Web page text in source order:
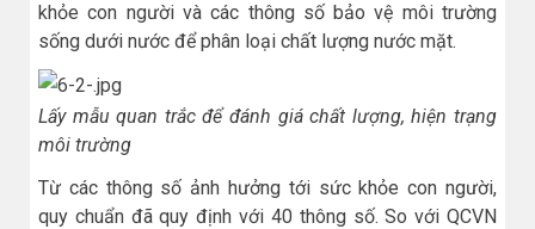
khỏe con người và các thông số bảo vệ môi trường
sống dưới nước để phân loại chất lượng nước mặt.
Lấy mẫu quan trắc để đánh giá chất lượng, hiện trạng
môi trường
Từ các thông số ảnh hưởng tới sức khỏe con người,
quy chuẩn đã quy định với 40 thông số. So với QCVN